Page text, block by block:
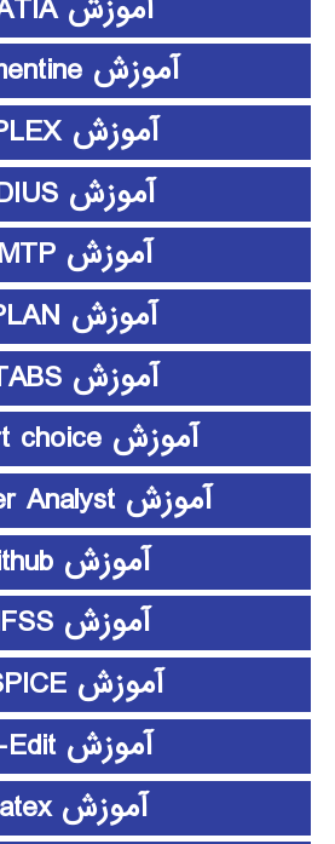
آموزش clementine
آموزش CPLEX
آموزش EDIUS
آموزش EMTP
آموزش ePLAN
آموزش ETABS
آموزش expert choice
آموزش Frontier Analyst
آموزش github
آموزش HFSS
آموزش HSPICE
آموزش L-Edit
آموزش Latex